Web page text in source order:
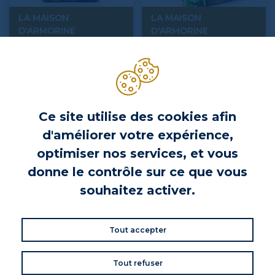
Ce site utilise des cookies afin
d'améliorer votre expérience,
optimiser nos services, et vous
donne le contrôle sur ce que vous
souhaitez activer.
Tout accepter
Tout refuser
LA MAISON
D'ARMORINE
26,50 €
LA MAISON
D'ARMORINE
maison d'Armorine
Prix
9,95 €